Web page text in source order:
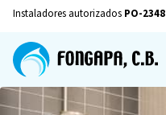
Instaladores autorizados PO-2348